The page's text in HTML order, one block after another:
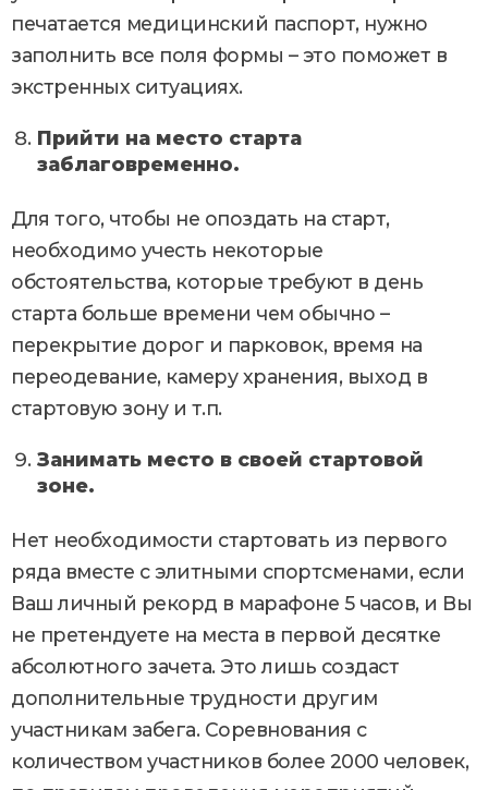
печатается медицинский паспорт, нужно
заполнить все поля формы – это поможет в
экстренных ситуациях.
Прийти на место старта
заблаговременно.
Для того, чтобы не опоздать на старт,
необходимо учесть некоторые
обстоятельства, которые требуют в день
старта больше времени чем обычно –
перекрытие дорог и парковок, время на
переодевание, камеру хранения, выход в
стартовую зону и т.п.
Занимать место в своей стартовой
зоне.
Нет необходимости стартовать из первого
ряда вместе с элитными спортсменами, если
Ваш личный рекорд в марафоне 5 часов, и Вы
не претендуете на места в первой десятке
абсолютного зачета. Это лишь создаст
дополнительные трудности другим
участникам забега. Соревнования с
количеством участников более 2000 человек,